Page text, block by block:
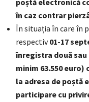
poștă electronică
în caz contrar
În situația în care în
respectiv01-17
înregistra două
minim 63.550
la adresa de poștă
participare cu